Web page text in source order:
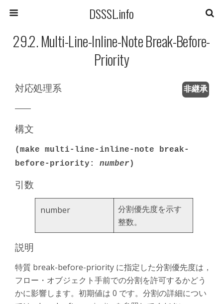
DSSSL.info
29.2. Multi-Line-Inline-Note Break-Before-
Priority
非継承
対応処理系
――
構文
(make multi-line-inline-note break-
before-priority: number)
引数
number
分割優先度を示す
整数。
説明
特質 break-before-priority に指定した分割優先度は，
フロー・オブジェクト手前での分割を許可するかどう
かに影響します。初期値は 0 です。分割の詳細につい